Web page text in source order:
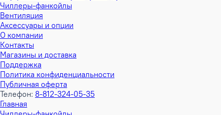
Чиллеры-фанкойлы
Вентиляция
Аксессуары и опции
О компании
Контакты
Магазины и доставка
Поддержка
Политика конфиденциальности
Публичная оферта
Телефон: 8-812-324-05-35
Главная